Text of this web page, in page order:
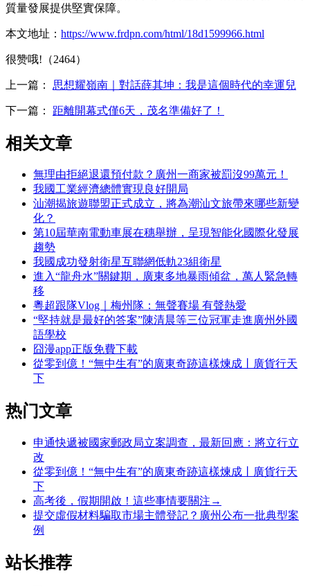
質量發展提供堅實保障。
本文地址： https://www.frdpn.com/html/18d1599966.html
很赞哦!（2464）
上一篇： 思想耀嶺南｜對話薛其坤：我是這個時代的幸運兒
下一篇： 距離開幕式僅6天，茂名準備好了！
相关文章
無理由拒絕退還預付款？廣州一商家被罰沒99萬元！
我國工業經濟總體實現良好開局
汕潮揭旅遊聯盟正式成立，將為潮汕文旅帶來哪些新變
化？
第10屆華南電動車展在穗舉辦，呈現智能化國際化發展
趨勢
我國成功發射衛星互聯網低軌23組衛星
進入“龍舟水”關鍵期，廣東多地暴雨傾盆，萬人緊急轉
移
粵超跟隊Vlog｜梅州隊：無聲賽場 有聲熱愛
“堅持就是最好的答案”陳清晨等三位冠軍走進廣州外國
語學校
囧漫app正版免費下載
從零到億！“無中生有”的廣東奇跡這樣煉成丨廣貨行天
下
热门文章
申通快遞被國家郵政局立案調查，最新回應：將立行立
改
從零到億！“無中生有”的廣東奇跡這樣煉成丨廣貨行天
下
高考後，假期開啟！這些事情要關注→
提交虛假材料騙取市場主體登記？廣州公布一批典型案
例
站长推荐